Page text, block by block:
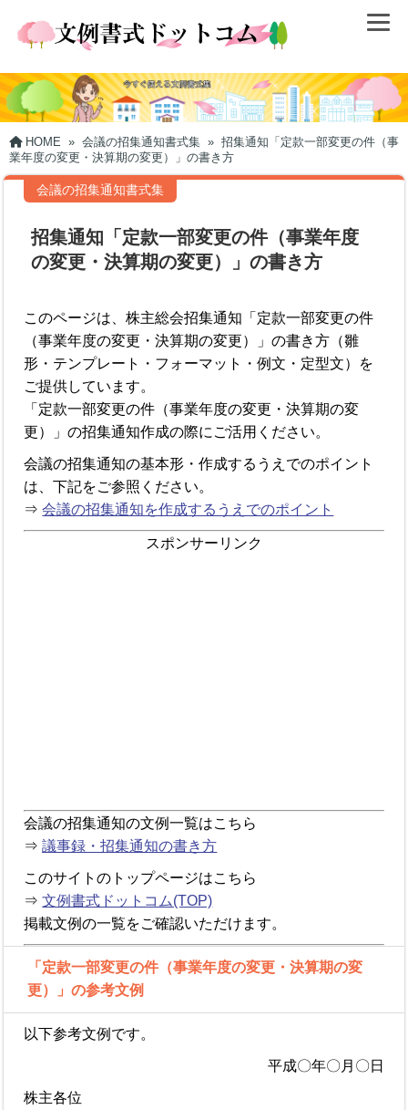
HOME » 会議の招集通知書式集 » 招集通知「定款一部変更の件（事
業年度の変更・決算期の変更）」の書き方
会議の招集通知書式集
招集通知「定款一部変更の件（事業年度
の変更・決算期の変更）」の書き方
このページは、株主総会招集通知「定款一部変更の件
（事業年度の変更・決算期の変更）」の書き方（雛
形・テンプレート・フォーマット・例文・定型文）を
ご提供しています。
「定款一部変更の件（事業年度の変更・決算期の変
更）」の招集通知作成の際にご活用ください。
会議の招集通知の基本形・作成するうえでのポイント
は、下記をご参照ください。
⇒会議の招集通知を作成するうえでのポイント
スポンサーリンク
会議の招集通知の文例一覧はこちら
⇒議事録・招集通知の書き方
このサイトのトップページはこちら
⇒文例書式ドットコム(TOP)
掲載文例の一覧をご確認いただけます。
「定款一部変更の件（事業年度の変更・決算期の変
更）」の参考文例
以下参考文例です。
平成〇年〇月〇日
株主各位